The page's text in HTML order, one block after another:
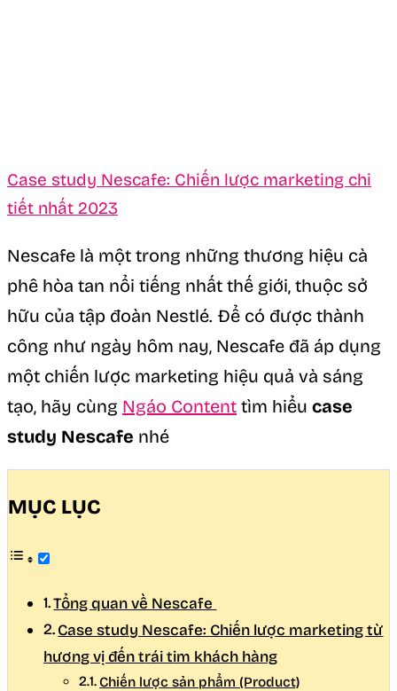
Case study Nescafe: Chiến lược marketing chi
tiết nhất 2023
Nescafe là một trong những thương hiệu cà
phê hòa tan nổi tiếng nhất thế giới, thuộc sở
hữu của tập đoàn Nestlé. Để có được thành
công như ngày hôm nay, Nescafe đã áp dụng
một chiến lược marketing hiệu quả và sáng
tạo, hãy cùng Ngáo Content tìm hiểu case
study Nescafe nhé
MỤC LỤC
Tổng quan về Nescafe
Case study Nescafe: Chiến lược marketing từ
hương vị đến trái tim khách hàng
Chiến lược sản phẩm (Product)